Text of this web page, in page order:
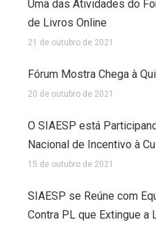
Uma das Atividades do
de Livros Online
21 de outubro de 2021
Fórum Mostra Chega à
20 de outubro de 2021
O SIAESP está
Nacional de Incentivo à
15 de outubro de 2021
SIAESP se Reúne com
Contra PL que Extingue a